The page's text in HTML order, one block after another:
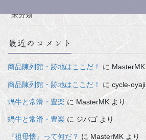
未分類
最近のコメント
商品陳列館・跡地はここだ！ に MasterMK
商品陳列館・跡地はここだ！ にcycle-oyaji
蝸牛と常滑・豊楽 に MasterMK より
蝸牛と常滑・豊楽に ジバゴ より
『祖母懐』って何だ？ に MasterMK より